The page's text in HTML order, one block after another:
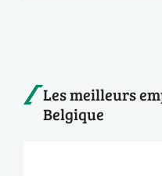
Les meilleurs
Belgique